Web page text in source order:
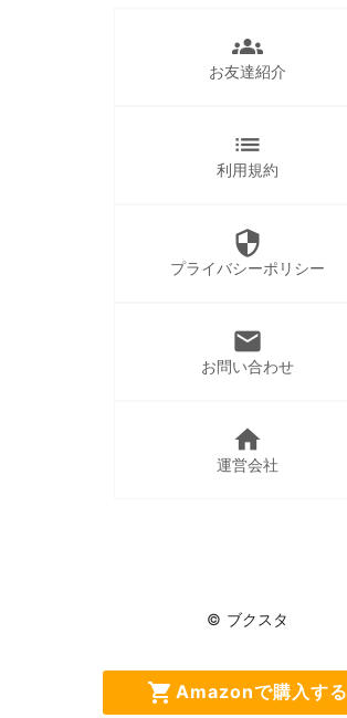
shopping_cart Amazonで購入する
local_parking
今なら新規登録で
100ptプレゼント!!
groups
お友達紹介
list
利用規約
security
プライバシーポリシー
mail
お問い合わせ
home
運営会社
© ブクスタ